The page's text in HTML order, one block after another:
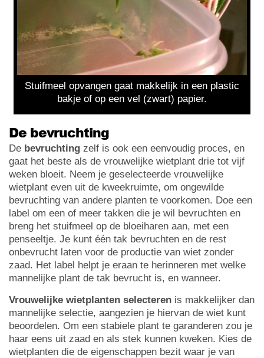
Stuifmeel opvangen gaat makkelijk in een plastic
bakje of op een vel (zwart) papier.
De bevruchting
De bevruchting zelf is ook een eenvoudig proces, en
gaat het beste als de vrouwelijke wietplant drie tot vijf
weken bloeit. Neem je geselecteerde vrouwelijke
wietplant even uit de kweekruimte, om ongewilde
bevruchting van andere planten te voorkomen. Doe een
label om een of meer takken die je wil bevruchten en
breng het stuifmeel op de bloeiharen aan, met een
penseeltje. Je kunt één tak bevruchten en de rest
onbevrucht laten voor de productie van wiet zonder
zaad. Het label helpt je eraan te herinneren met welke
mannelijke plant de tak bevrucht is, en wanneer.
Vrouwelijke wietplanten selecteren is makkelijker dan
mannelijke selectie, aangezien je hiervan de wiet kunt
beoordelen. Om een stabiele plant te garanderen zou je
haar eens uit zaad en als stek kunnen kweken. Kies de
wietplanten die de eigenschappen bezit waar je van